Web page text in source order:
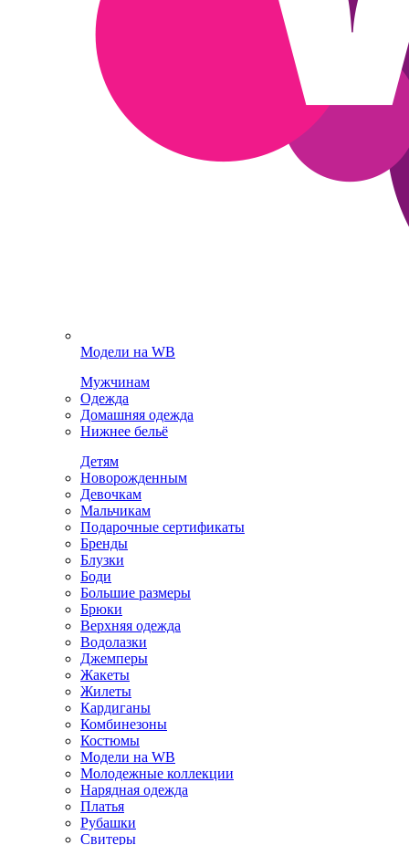
Модели на WB
Мужчинам
Одежда
Домашняя одежда
Нижнее бельё
Детям
Новорожденным
Девочкам
Мальчикам
Подарочные сертификаты
Бренды
Блузки
Боди
Большие размеры
Брюки
Верхняя одежда
Водолазки
Джемперы
Жакеты
Жилеты
Кардиганы
Комбинезоны
Костюмы
Модели на WB
Молодежные коллекции
Нарядная одежда
Платья
Рубашки
Свитеры